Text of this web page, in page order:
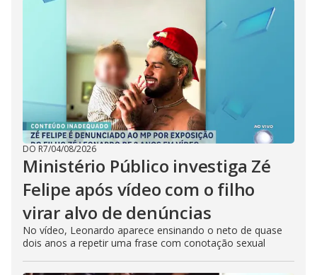
DO R7/04/08/2026
Ministério Público investiga Zé
Felipe após vídeo com o filho
virar alvo de denúncias
No vídeo, Leonardo aparece ensinando o neto de quase
dois anos a repetir uma frase com conotação sexual